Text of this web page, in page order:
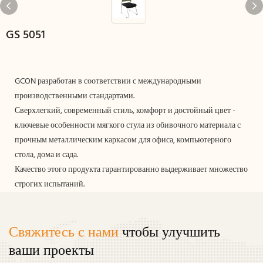
GS 5051
GCON разработан в соответствии с международными
производственными стандартами.
Сверхлегкий, современный стиль, комфорт и достойный цвет -
ключевые особенности мягкого стула из обивочного материала с
прочным металлическим каркасом для офиса, компьютерного
стола, дома и сада.
Качество этого продукта гарантированно выдерживает множество
строгих испытаний.
Свяжитесь с намичтобы улучшить
ваши проекты